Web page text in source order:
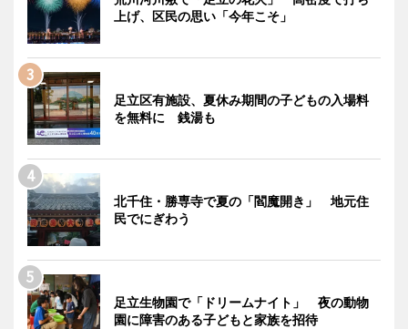
上げ、区民の思い「今年こそ」
足立区有施設、夏休み期間の子どもの入場料
を無料に 銭湯も
北千住・勝専寺で夏の「閻魔開き」 地元住
民でにぎわう
足立生物園で「ドリームナイト」 夜の動物
園に障害のある子どもと家族を招待